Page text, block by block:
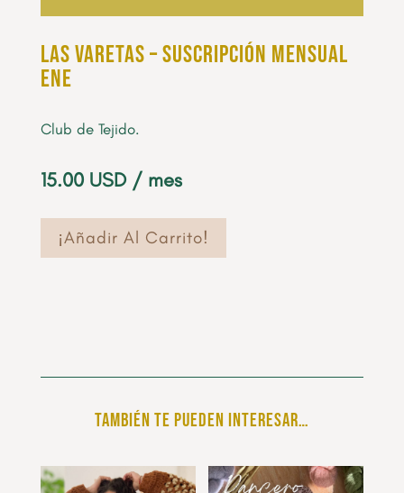
Las Varetas – Suscripción Mensual
Ene
Club de Tejido.
15.00 USD / mes
¡Añadir Al Carrito!
También te pueden interesar…